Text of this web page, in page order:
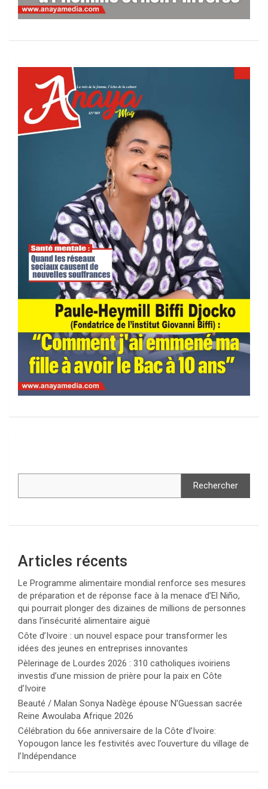
Rechercher
Articles récents
Le Programme alimentaire mondial renforce ses mesures
de préparation et de réponse face à la menace d’El Niño,
qui pourrait plonger des dizaines de millions de personnes
dans l’insécurité alimentaire aiguë
Côte d’Ivoire : un nouvel espace pour transformer les
idées des jeunes en entreprises innovantes
Pèlerinage de Lourdes 2026 : 310 catholiques ivoiriens
investis d’une mission de prière pour la paix en Côte
d’Ivoire
Beauté / Malan Sonya Nadège épouse N’Guessan sacrée
Reine Awoulaba Afrique 2026
Célébration du 66e anniversaire de la Côte d’Ivoire:
Yopougon lance les festivités avec l’ouverture du village de
l’Indépendance